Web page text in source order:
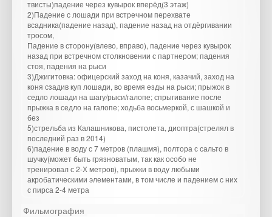
твисты)падение через кувырок вперёд(3 этаж)
2)Падение с лошади при встречном перехвате
всадника(падение назад), падение назад на отдёргивании
тросом,
Падение в сторону(влево, вправо), падение через кувырок
назад при встречном столкновении с партнером; падения
стоя, падения на рыси
3)Джигитовка: офицерский заход на коня, казачий, заход на
коня сзадив куп лошади, во время езды на рыси; прыжок в
седло лошади на шагу/рыси/галопе; спрыгивание после
прыжка в седло на галопе; ходьба восьмеркой, с шашкой и
без
5)стрельба из Калашникова, пистолета, диоптра(стрелял в
последний раз в 2014)
6)падение в воду с 7 метров (плашмя), полтора с сальто в
шучку(может быть грязноватым, так как особо не
тренировал с 2-Х метров), прыжки в воду любыми
акробатическими элементами, в том числе и падением с них
с пирса 2-4 метра
Фильмография